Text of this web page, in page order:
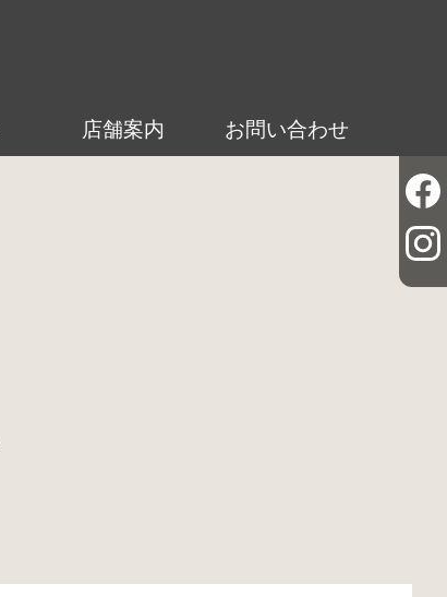
店舗案内 お問い合わせ